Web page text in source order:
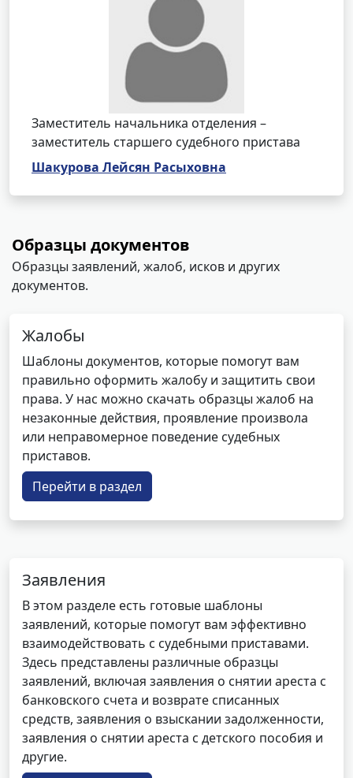
Заместитель начальника отделения –
заместитель старшего судебного пристава
Шакурова Лейсян Расыховна
Образцы документов
Образцы заявлений, жалоб, исков и других
документов.
Жалобы
Шаблоны документов, которые помогут вам
правильно оформить жалобу и защитить свои
права. У нас можно скачать образцы жалоб на
незаконные действия, проявление произвола
или неправомерное поведение судебных
приставов.
Перейти в раздел
Заявления
В этом разделе есть готовые шаблоны
заявлений, которые помогут вам эффективно
взаимодействовать с судебными приставами.
Здесь представлены различные образцы
заявлений, включая заявления о снятии ареста с
банковского счета и возврате списанных
средств, заявления о взыскании задолженности,
заявления о снятии ареста с детского пособия и
другие.